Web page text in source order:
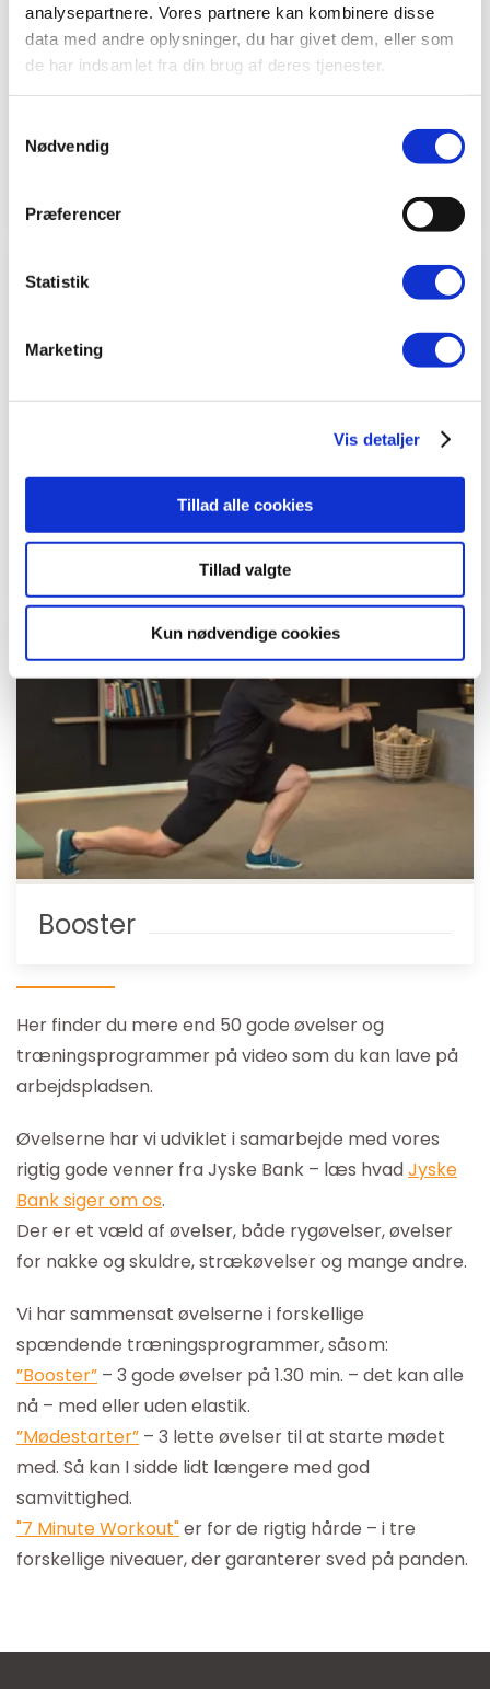
analysepartnere. Vores partnere kan kombinere disse
data med andre oplysninger, du har givet dem, eller som
de har indsamlet fra din brug af deres tjenester.
Nødvendig
Præferencer
Statistik
Marketing
Vis detaljer
Tillad alle cookies
Tillad valgte
Kun nødvendige cookies
Mødestarter
Booster
Her finder du mere end 50 gode øvelser og
træningsprogrammer på video som du kan lave på
arbejdspladsen.
Øvelserne har vi udviklet i samarbejde med vores
rigtig gode venner fra Jyske Bank – læs hvadJyske
Bank siger om os.
Der er et væld af øvelser, både rygøvelser, øvelser
for nakke og skuldre, strækøvelser og mange andre.
Vi har sammensat øvelserne i forskellige
spændende træningsprogrammer, såsom:
”Booster” – 3 gode øvelser på 1.30 min. – det kan alle
nå – med eller uden elastik.
”Mødestarter” – 3 lette øvelser til at starte mødet
med. Så kan I sidde lidt længere med god
samvittighed.
"7 Minute Workout"er for de rigtig hårde – i tre
forskellige niveauer, der garanterer sved på panden.